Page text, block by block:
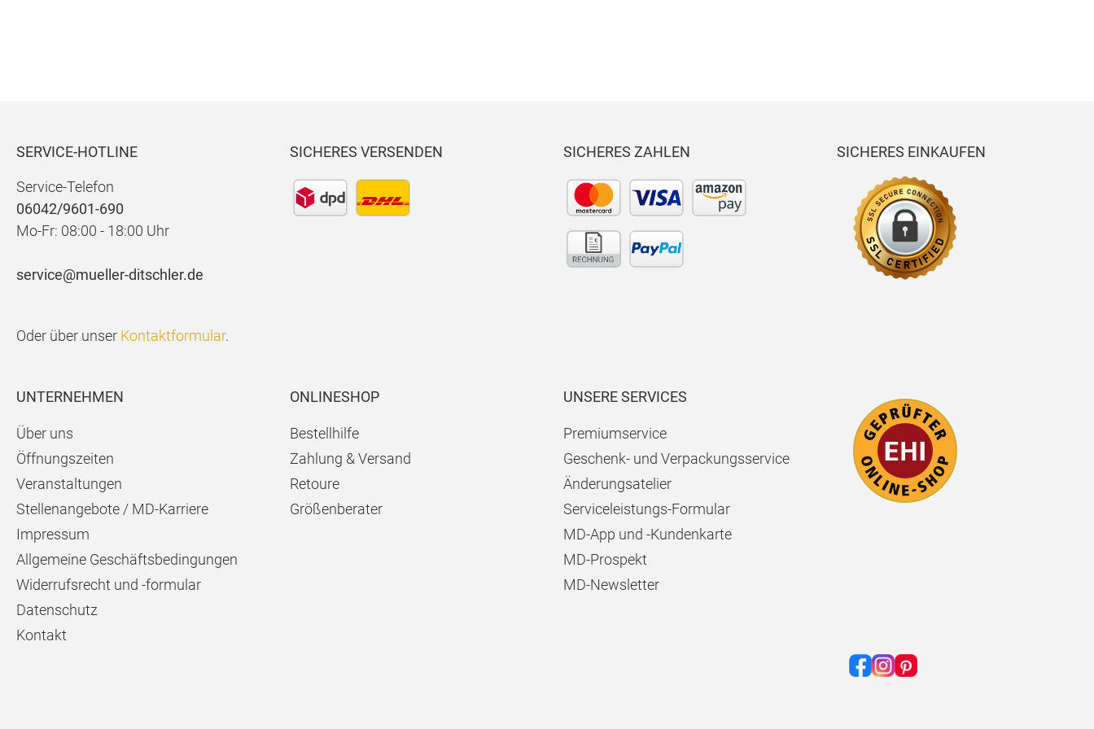
SERVICE-HOTLINE
Service-Telefon
06042/9601-690
Mo-Fr: 08:00 - 18:00 Uhr
service@mueller-ditschler.de
Oder über unser Kontaktformular.
SICHERES VERSENDEN SICHERES ZAHLEN SICHERES EINKAUFEN
UNTERNEHMEN
Über uns
Öffnungszeiten
Veranstaltungen
Stellenangebote / MD-Karriere
Impressum
Allgemeine Geschäftsbedingungen
Widerrufsrecht und -formular
Datenschutz
Kontakt
ONLINESHOP
Bestellhilfe
Zahlung & Versand
Retoure
Größenberater
UNSERE SERVICES
Premiumservice
Geschenk- und Verpackungsservice
Änderungsatelier
Serviceleistungs-Formular
MD-App und -Kundenkarte
MD-Prospekt
MD-Newsletter